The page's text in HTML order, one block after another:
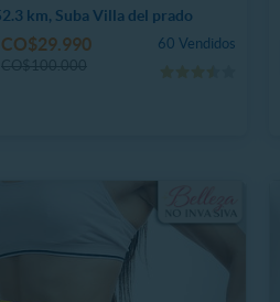
km, Suba Villa del prado
60 Vendidos
CO$29.990